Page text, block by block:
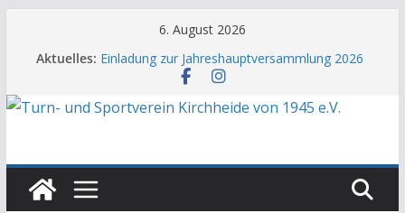
6. August 2026
Aktuelles: Einladung zur Jahreshauptversammlung 2026
Aufruf zur Gründung der 3. Herrenmannschaft
JHV 2026: Auf dem Weg zu 700 Mitgliedern